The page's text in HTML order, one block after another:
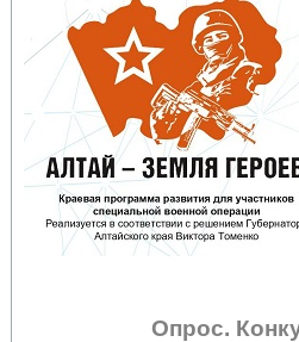
Опрос.